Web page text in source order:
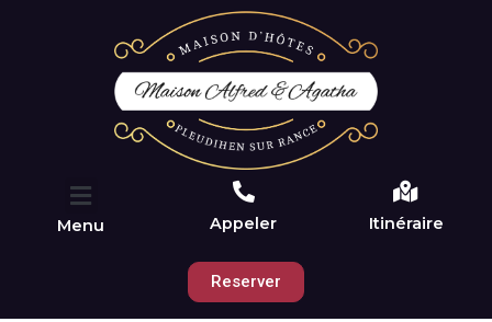
Menu Appeler Itinéraire
Reserver